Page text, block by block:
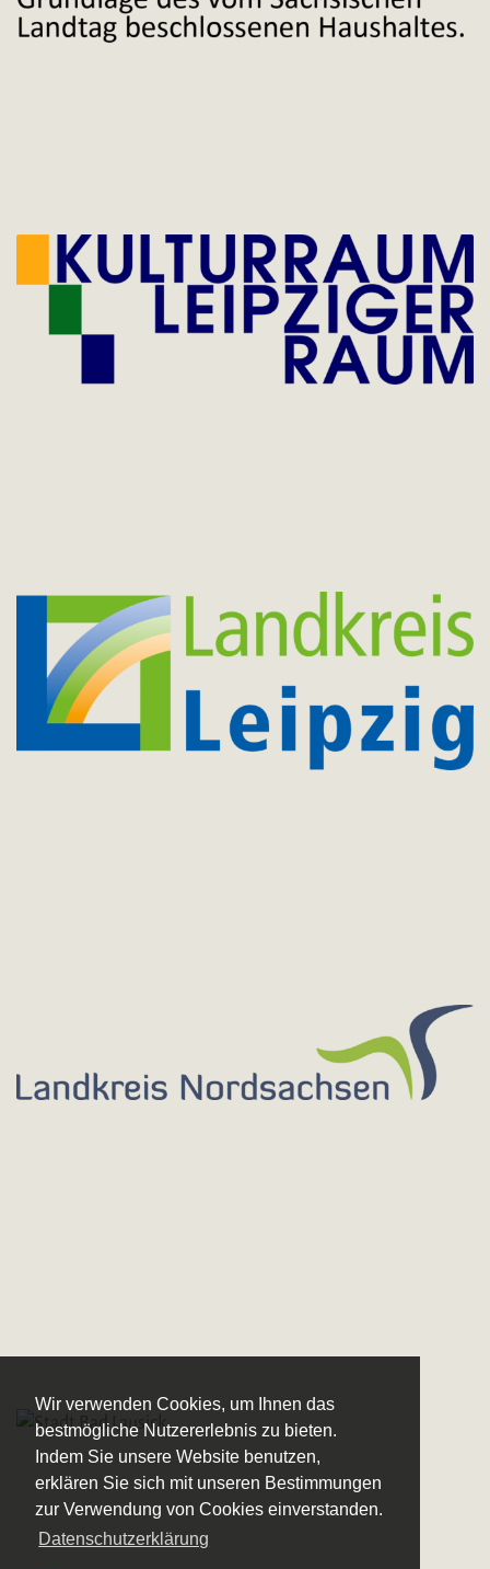
Wir verwenden Cookies, um Ihnen das
bestmögliche Nutzererlebnis zu bieten.
Indem Sie unsere Website benutzen,
erklären Sie sich mit unseren Bestimmungen
zur Verwendung von Cookies einverstanden.
Datenschutzerklärung